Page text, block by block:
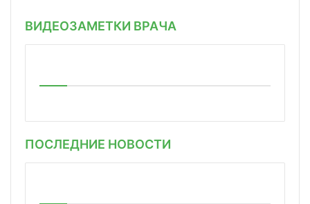
ВИДЕОЗАМЕТКИ ВРАЧА
ПОСЛЕДНИЕ НОВОСТИ